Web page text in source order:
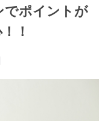
でポイントが
！